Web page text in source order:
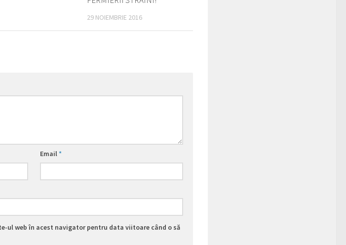
29 NOIEMBRIE 2016
Email*
ul web în acest navigator pentru data viitoare când o să